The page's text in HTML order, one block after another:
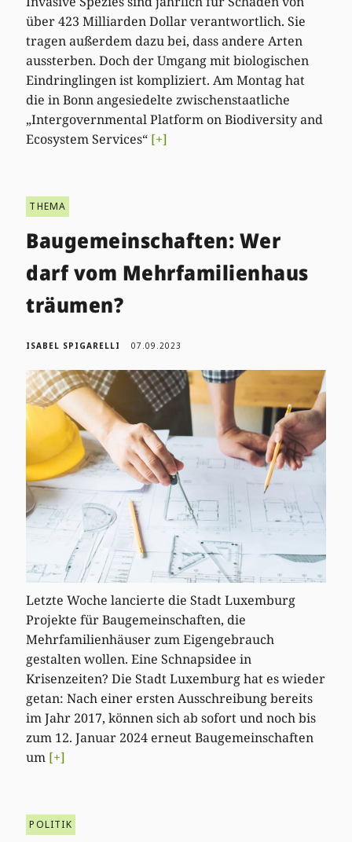
über 423 Milliarden Dollar verantwortlich. Sie
tragen außerdem dazu bei, dass andere Arten
aussterben. Doch der Umgang mit biologischen
Eindringlingen ist kompliziert. Am Montag hat
die in Bonn angesiedelte zwischenstaatliche
„Intergovernmental Platform on Biodiversity and
Ecosystem Services“ [+]
THEMA
Baugemeinschaften: Wer
darf vom Mehrfamilienhaus
träumen?
ISABEL SPIGARELLI 07.09.2023
Letzte Woche lancierte die Stadt Luxemburg
Projekte für Baugemeinschaften, die
Mehrfamilienhäuser zum Eigengebrauch
gestalten wollen. Eine Schnapsidee in
Krisenzeiten? Die Stadt Luxemburg hat es wieder
getan: Nach einer ersten Ausschreibung bereits
im Jahr 2017, können sich ab sofort und noch bis
zum 12. Januar 2024 erneut Baugemeinschaften
um [+]
POLITIK